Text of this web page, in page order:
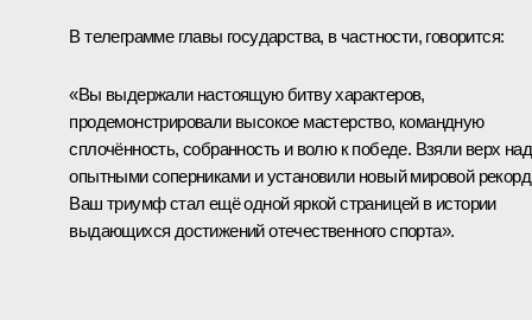
В телеграмме главы государства, в частности, говорится:
«Вы выдержали настоящую битву характеров,
продемонстрировали высокое мастерство, командную
сплочённость, собранность и волю к победе. Взяли верх над
опытными соперниками и установили новый мировой
Ваш триумф стал ещё одной яркой страницей в истории
выдающихся достижений отечественного спорта».